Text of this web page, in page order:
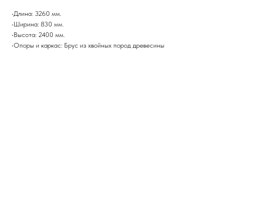
•Длина: 3260 мм.
•Ширина: 830 мм.
•Высота: 2400 мм.
•Опоры и каркас: Брус из хвойных пород древесины